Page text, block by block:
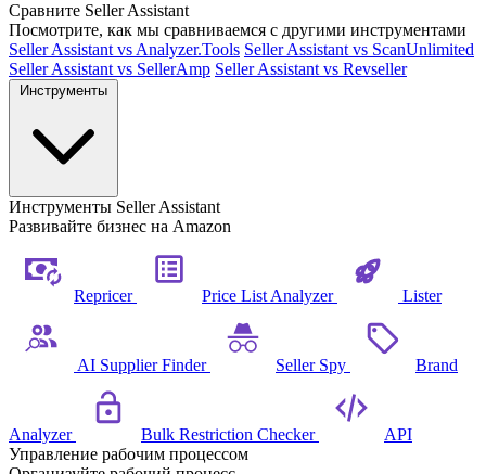
Сравните Seller Assistant
Посмотрите, как мы сравниваемся с другими инструментами
Seller Assistant vs Analyzer.Tools Seller Assistant vs ScanUnlimited
Seller Assistant vs SellerAmp Seller Assistant vs Revseller
Инструменты Seller Assistant
Развивайте бизнес на Amazon
Repricer Price List Analyzer Lister
AI Supplier Finder Seller Spy Brand
Analyzer Bulk Restriction Checker
API
Управление рабочим процессом